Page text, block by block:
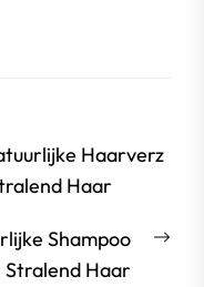
Haarverz
Haar
Shampoo
Haar